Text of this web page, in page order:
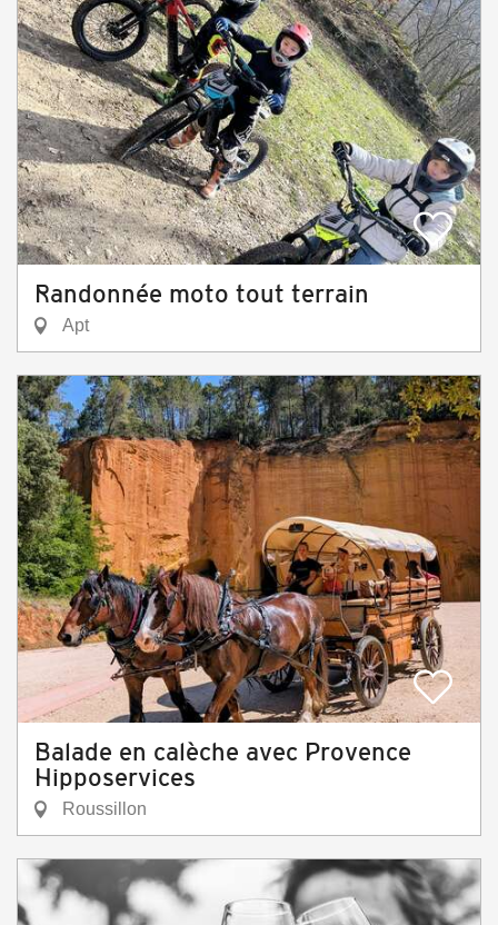
Randonnée moto tout terrain
Apt
Balade en calèche avec Provence
Hipposervices
Roussillon